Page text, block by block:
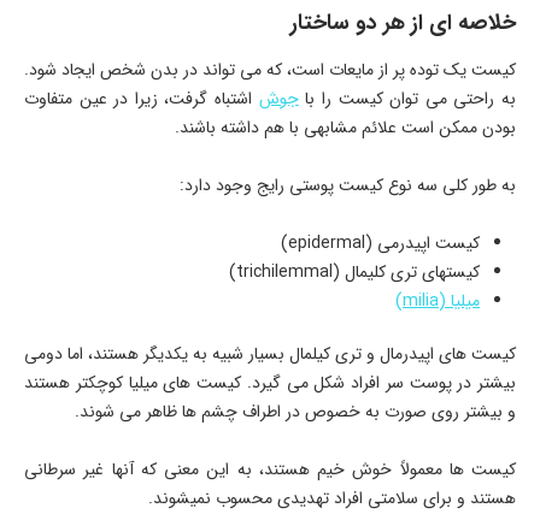
خلاصه ای از هر دو ساختار
کیست یک توده پر از مایعات است، که می تواند در بدن شخص ایجاد شود.
به راحتی می توان کیست را باجوش اشتباه گرفت، زیرا در عین متفاوت
بودن ممکن است علائم مشابهی با هم داشته باشند.
به طور کلی سه نوع کیست پوستی رایج وجود دارد:
کیست اپیدرمی (epidermal)
کیستهای تری کلیمال (trichilemmal)
میلیا (milia)
کیست های اپیدرمال و تری کیلمال بسیار شبیه به یکدیگر هستند، اما دومی
بیشتر در پوست سر افراد شکل می گیرد. کیست های میلیا کوچکتر هستند
و بیشتر روی صورت به خصوص در اطراف چشم ها ظاهر می شوند.
کیست ها معمولاً خوش خیم هستند، به این معنی که آنها غیر سرطانی
هستند و برای سلامتی افراد تهدیدی محسوب نمیشوند.